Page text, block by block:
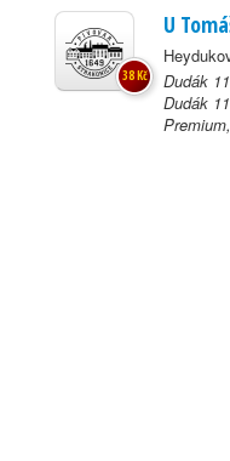
U
Dudák
Dudák
38 Kč